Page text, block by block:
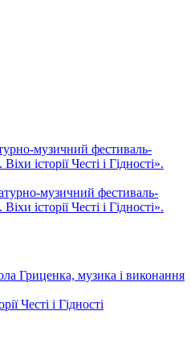
музичний фестиваль-
історії Честі і Гідності».
музичний фестиваль-
історії Честі і Гідності».
Гриценка, музика і виконання
Честі і Гідності